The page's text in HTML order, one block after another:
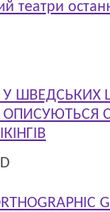
театри
У ШВЕДСЬКИХ
ОПИСУЮТЬСЯ